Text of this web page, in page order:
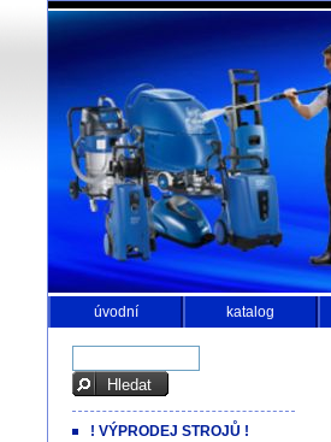
úvodní katalog
! VÝPRODEJ STROJŮ !